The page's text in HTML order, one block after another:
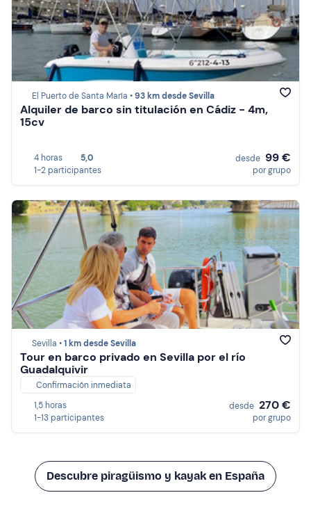
El Puerto de Santa María •93 km desde Sevilla
Alquiler de barco sin titulación en Cádiz - 4m,
15cv
4 horas
5,0
1-2 participantes
desde 99 €
por grupo
Sevilla •1 km desde Sevilla
Tour en barco privado en Sevilla por el río
Guadalquivir
Confirmación inmediata
1,5 horas
1-13 participantes
desde 270 €
por grupo
Descubre piragüismo y kayak en España